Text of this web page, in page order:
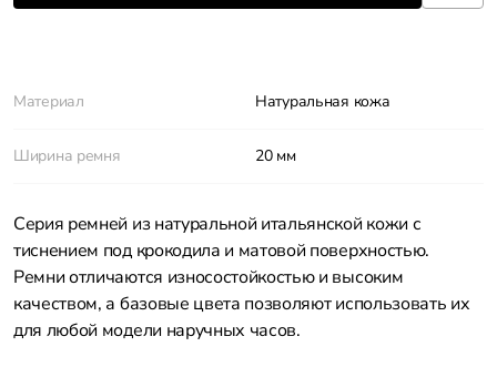
Серия ремней из натуральной итальянской кожи с
тиснением под крокодила и матовой поверхностью.
Ремни отличаются износостойкостью и высоким
качеством, а базовые цвета позволяют использовать их
для любой модели наручных часов.
Материал Натуральная кожа
Ширина ремня 20 мм